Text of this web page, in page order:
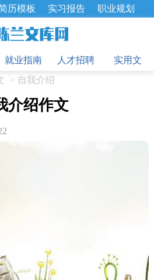
历模板 实习报告
职业规划
效考核 企业文化
职报告
就业指南 人才招聘
实用文
> 自我介绍
介绍作文